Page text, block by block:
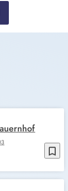
bookmark_border